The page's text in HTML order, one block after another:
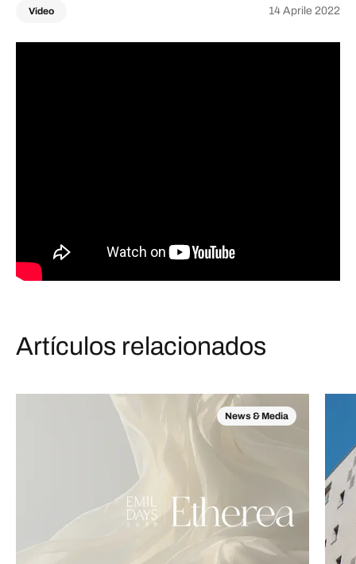
Video 14 Aprile 2022
Artículos relacionados
News & Media